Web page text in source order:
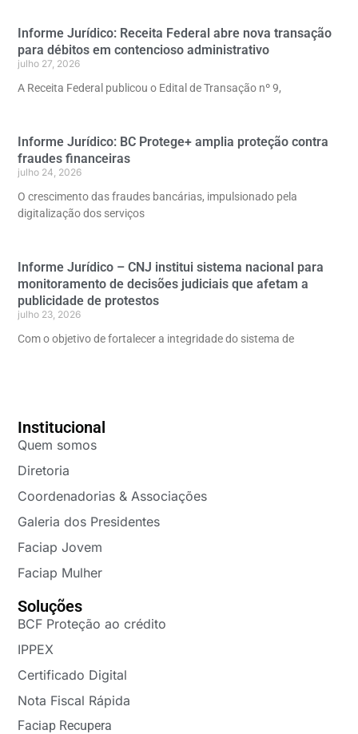
Informe Jurídico: Receita Federal abre nova transação
para débitos em contencioso administrativo
julho 27, 2026
A Receita Federal publicou o Edital de Transação nº 9,
Informe Jurídico: BC Protege+ amplia proteção contra
fraudes financeiras
julho 24, 2026
O crescimento das fraudes bancárias, impulsionado pela
digitalização dos serviços
Informe Jurídico – CNJ institui sistema nacional para
monitoramento de decisões judiciais que afetam a
publicidade de protestos
julho 23, 2026
Com o objetivo de fortalecer a integridade do sistema de
Institucional
Quem somos
Diretoria
Coordenadorias & Associações
Galeria dos Presidentes
Faciap Jovem
Faciap Mulher
Soluções
BCF Proteção ao crédito
IPPEX
Certificado Digital
Nota Fiscal Rápida
Faciap Recupera